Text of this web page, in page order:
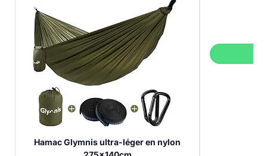
Hamac Glymnis ultra-léger en nylon